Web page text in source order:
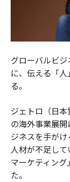
グローバルビ
に、伝える「
る。
ジェトロ（日
の海外事業展
ジネスを手が
人材が不足し
マーケティン
た。